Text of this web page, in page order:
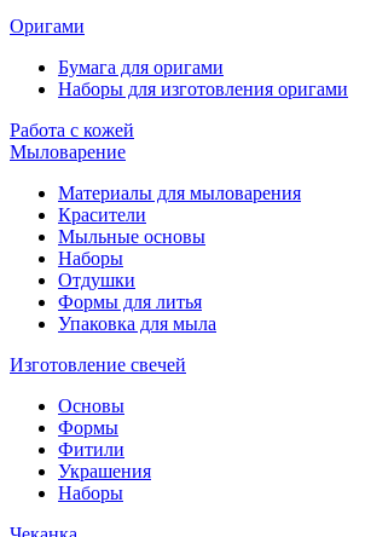
Оригами
Бумага для оригами
Наборы для изготовления оригами
Работа с кожей
Мыловарение
Материалы для мыловарения
Красители
Мыльные основы
Наборы
Отдушки
Формы для литья
Упаковка для мыла
Изготовление свечей
Основы
Формы
Фитили
Украшения
Наборы